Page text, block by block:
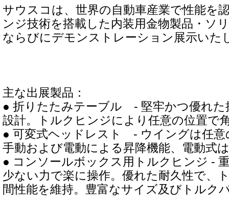
サウスコは、世界の自動車産業で性能を
ンジ技術を搭載した内装用金物製品・ソ
ならびにデモンストレーション展示いた
主な出展製品：
● 折りたたみテーブル - 堅牢かつ優れた
設計。トルクヒンジにより任意の位置で
● 可変式ヘッドレスト - ウイングは任意
手動および電動による昇降機能、電動式
● コンソールボックス用トルクヒンジ -
少ない力で楽に操作。優れた耐久性で、
間性能を維持。豊富なサイズ及びトルク